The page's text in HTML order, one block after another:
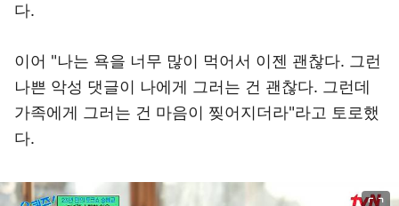
다.
이어 "나는 욕을 너무 많이 먹어서 이젠 괜찮다. 그런
나쁜 악성 댓글이 나에게 그러는 건 괜찮다. 그런데
가족에게 그러는 건 마음이 찢어지더라"라고 토로했
다.